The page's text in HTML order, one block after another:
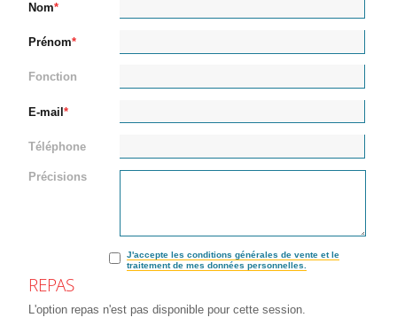
Nom
Prénom
Fonction
E-mail
Téléphone
Précisions
J'accepte les conditions générales de vente et le
traitement de mes données personnelles.
REPAS
L'option repas n'est pas disponible pour cette session.